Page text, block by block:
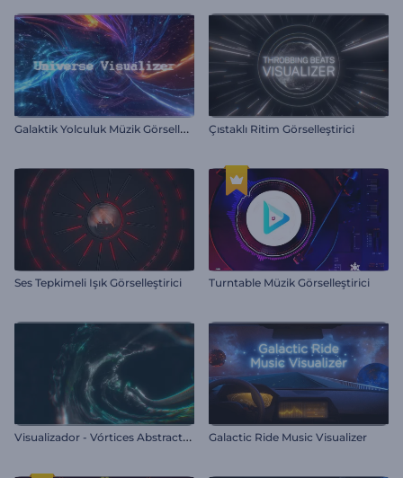
G
alaktik Yolculuk Müzik Görselleştirici Çıstaklı Ritim Görselleştirici
Ses Tepkimeli Işık Görselleştirici Turntable Müzik Görselleştirici
V
isualizador - Vórtices Abstractos Galactic Ride Music Visualizer